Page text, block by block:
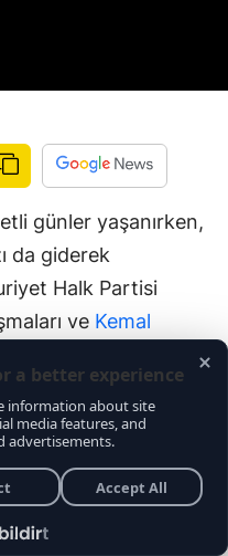
günler yaşanırken,
da giderek
Halk Partisi
ve Kemal
gelen çarpıcı
ZIKKIM
vatandaşların